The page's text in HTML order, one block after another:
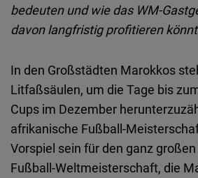
bedeuten und wie das WM-
davon langfristig profitieren
In den Großstädten Marokkos
Litfaßsäulen, um die Tage bis
Cups im Dezember
afrikanische Fußball-
Vorspiel sein für den ganz
Fußball-Weltmeisterschaft, die
Flickr
Embed
Newsletter2go
Embed
Podigee
Embed